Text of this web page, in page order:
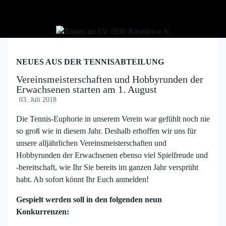
NEUES AUS DER TENNISABTEILUNG
Vereinsmeisterschaften und Hobbyrunden der
Erwachsenen starten am 1. August
03. Juli 2018
Die Tennis-Euphorie in unserem Verein war gefühlt noch nie
so groß wie in diesem Jahr. Deshalb erhoffen wir uns für
unsere alljährlichen Vereinsmeisterschaften und
Hobbyrunden der Erwachsenen ebenso viel Spielfreude und
-bereitschaft, wie Ihr Sie bereits im ganzen Jahr versprüht
habt. Ab sofort könnt Ihr Euch anmelden!
Gespielt werden soll in den folgenden neun
Konkurrenzen: